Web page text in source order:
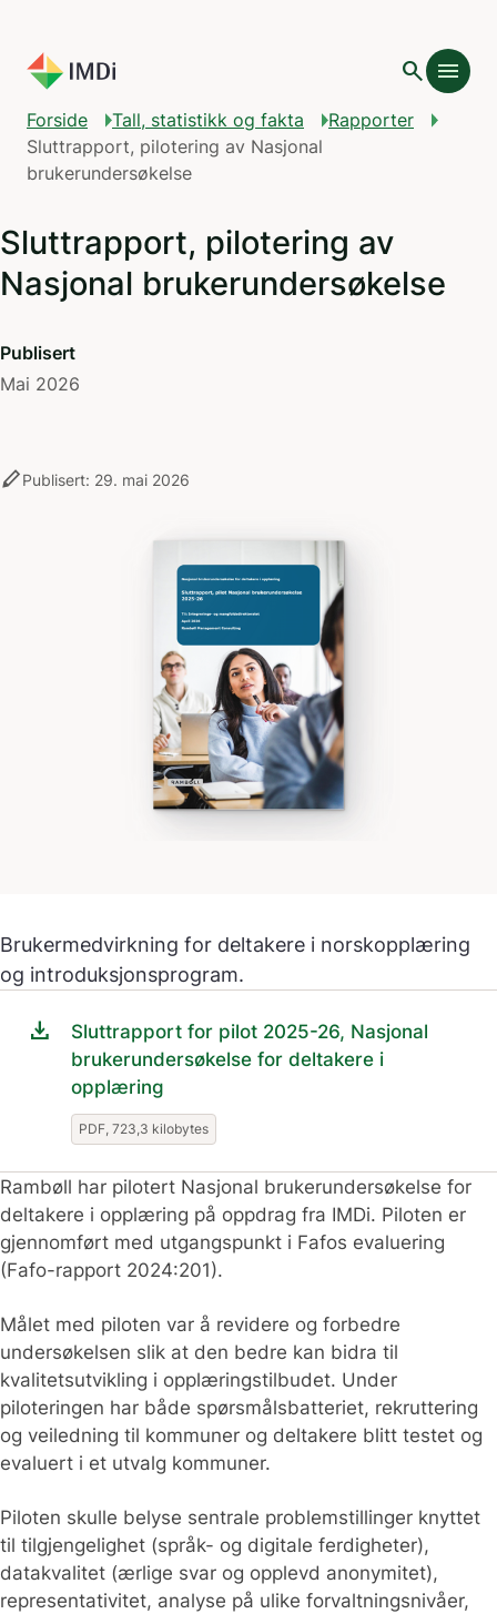
search menu
Forside Tall, statistikk og fakta
Rapporter
Sluttrapport, pilotering av Nasjonal
brukerundersøkelse
Sluttrapport, pilotering av
Nasjonal brukerundersøkelse
Publisert
Mai 2026
stylusPublisert: 29. mai 2026
Brukermedvirkning for deltakere i norskopplæring
og introduksjonsprogram.
download
Sluttrapport for pilot 2025-26, Nasjonal
brukerundersøkelse for deltakere i
opplæring
PDF, 723,3 kilobytes
Rambøll har pilotert Nasjonal brukerundersøkelse for
deltakere i opplæring på oppdrag fra IMDi. Piloten er
gjennomført med utgangspunkt i Fafos evaluering
(Fafo-rapport 2024:201).
Målet med piloten var å revidere og forbedre
undersøkelsen slik at den bedre kan bidra til
kvalitetsutvikling i opplæringstilbudet. Under
piloteringen har både spørsmålsbatteriet, rekruttering
og veiledning til kommuner og deltakere blitt testet og
evaluert i et utvalg kommuner.
Piloten skulle belyse sentrale problemstillinger knyttet
til tilgjengelighet (språk- og digitale ferdigheter),
datakvalitet (ærlige svar og opplevd anonymitet),
representativitet, analyse på ulike forvaltningsnivåer,